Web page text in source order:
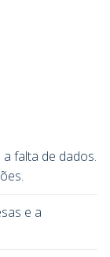
falta de dados.
e a